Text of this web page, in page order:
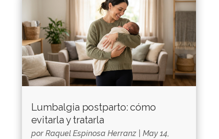
Lumbalgia postparto: cómo
evitarla y tratarla
por Raquel Espinosa Herranz| May 14,